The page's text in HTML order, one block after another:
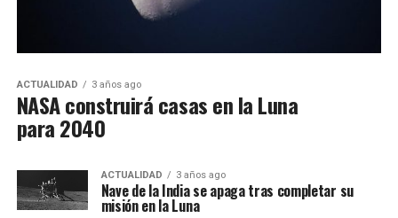
ACTUALIDAD 3 años ago
NASA construirá casas en la Luna
para 2040
ACTUALIDAD 3 años ago
Nave de la India se apaga tras completar su
misión en la Luna